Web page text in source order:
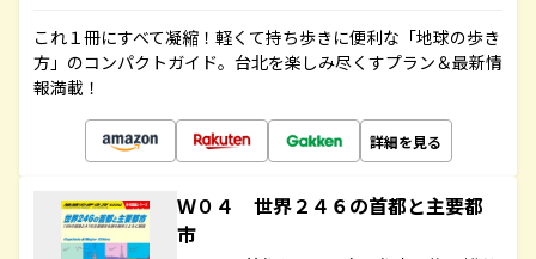
これ１冊にすべて凝縮！軽くて持ち歩きに便利な「地球の歩き
方」のコンパクトガイド。台北を楽しみ尽くすプラン＆最新情
報満載！
詳細を見る
Ｗ０４ 世界２４６の首都と主要都
市